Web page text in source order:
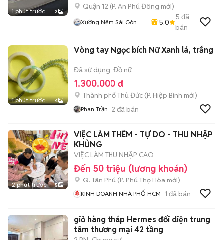
1 phút trước 2
Quận 12 (P. An Phú Đông mới)
Xưởng Nệm Sài Gòn
5.0
5 đã
bán
1 phút trước 4
Vòng tay Ngọc bích Nữ Xanh lá, trắng
Đã sử dụng Đồ nữ
1.300.000 đ
Thành phố Thủ Đức (P. Hiệp Bình mới)
Phan Trần 2 đã bán
2 phút trước 5
VIỆC LÀM THÊM - TỰ DO - THU NHẬP
KHỦNG
VIỆC LÀM THU NHẬP CAO
Đến 50 triệu (lương khoán)
Q. Tân Phú (P. Phú Thọ Hòa mới)
KINH DOANH NHÀ PHỐ HCM 1 đã bán
giỏ hàng tháp Hermes đối diện trung
tâm thương mại 42 tầng